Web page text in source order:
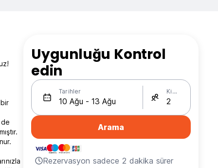
Uygunluğu Kontrol
edin
Tarihler Kişi Sayısı
Arama
Rezervasyon sadece 2 dakika sürer